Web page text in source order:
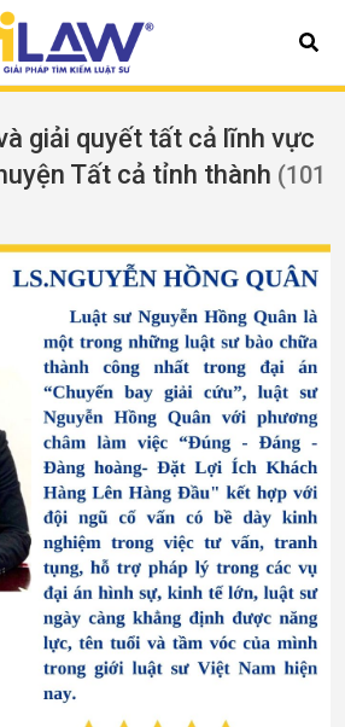
giải quyết tất cả lĩnh vực
Tất cả tỉnh thành (101